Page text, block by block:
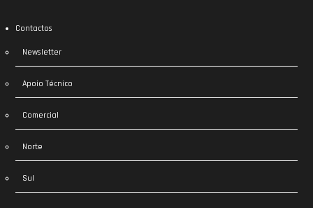
Contactos
Newsletter
Apoio Técnico
Comercial
Norte
Sul